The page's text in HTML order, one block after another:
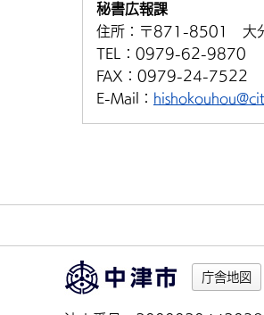
秘書広報課
住所： 〒871-8501 大
TEL： 0979-62-9870
FAX： 0979-24-7522
E-Mail：
庁舎地図